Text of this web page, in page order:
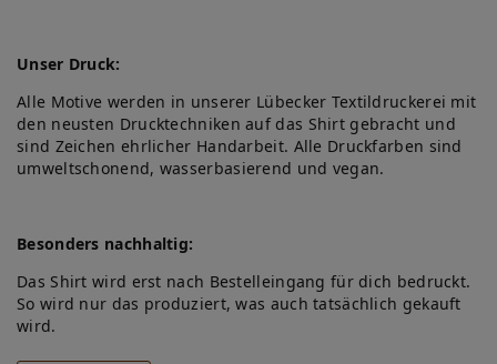
Unser Druck:
Alle Motive werden in unserer Lübecker Textildruckerei mit
den neusten Drucktechniken auf das Shirt gebracht und
sind Zeichen ehrlicher Handarbeit. Alle Druckfarben sind
umweltschonend, wasserbasierend und vegan.
Besonders nachhaltig:
Das Shirt wird erst nach Bestelleingang für dich bedruckt.
So wird nur das produziert, was auch tatsächlich gekauft
wird.